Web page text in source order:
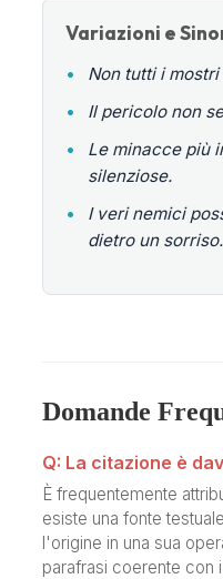
Variazioni e
•
Non tutti i
•
Il pericolo non
•
Le minacce più
silenziose.
•
I veri nemici
dietro un sorriso.
Domande
Q: La citazione è
È frequentemente
esiste una fonte
l'origine in una sua
parafrasi coerente con